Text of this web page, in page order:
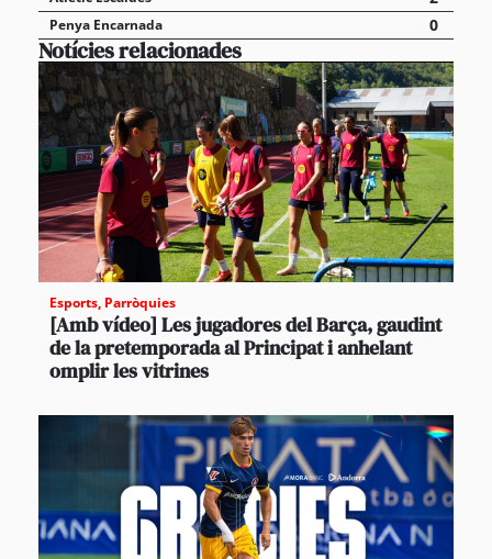
Penya Encarnada 0
Notícies relacionades
Esports, Parròquies
[Amb vídeo] Les jugadores del Barça, gaudint
de la pretemporada al Principat i anhelant
omplir les vitrines